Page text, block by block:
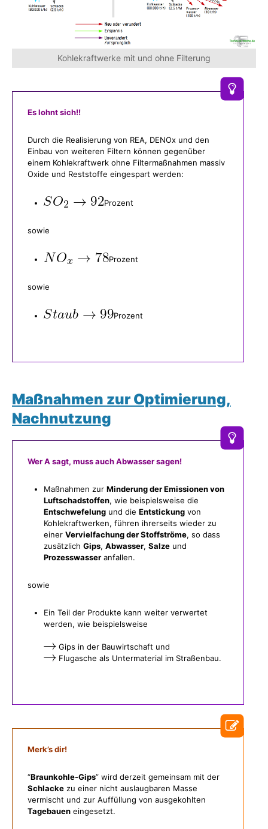
Kohlekraftwerke mit und ohne Filterung
Es lohnt sich!!
Durch die Realisierung von REA, DENOx und den
Einbau von weiteren Filtern können gegenüber
einem Kohlekraftwerk ohne Filtermaßnahmen massiv
Oxide und Reststoffe eingespart werden:
Prozent
sowie
Prozent
sowie
Prozent
Maßnahmen zur Optimierung,
Nachnutzung
Wer A sagt, muss auch Abwasser sagen!
Maßnahmen zur Minderung der Emissionen von
Luftschadstoffen, wie beispielsweise die
Entschwefelung und die Entstickung von
Kohlekraftwerken, führen ihrerseits wieder zu
einer Vervielfachung der Stoffströme, so dass
zusätzlich Gips, Abwasser, Salze und
Prozesswasser anfallen.
sowie
Ein Teil der Produkte kann weiter verwertet
werden, wie beispielsweise
Gips in der Bauwirtschaft und
Flugasche als Untermaterial im Straßenbau.
Merk’s dir!
“Braunkohle-Gips” wird derzeit gemeinsam mit der
Schlacke zu einer nicht auslaugbaren Masse
vermischt und zur Auffüllung von ausgekohlten
Tagebauen eingesetzt.